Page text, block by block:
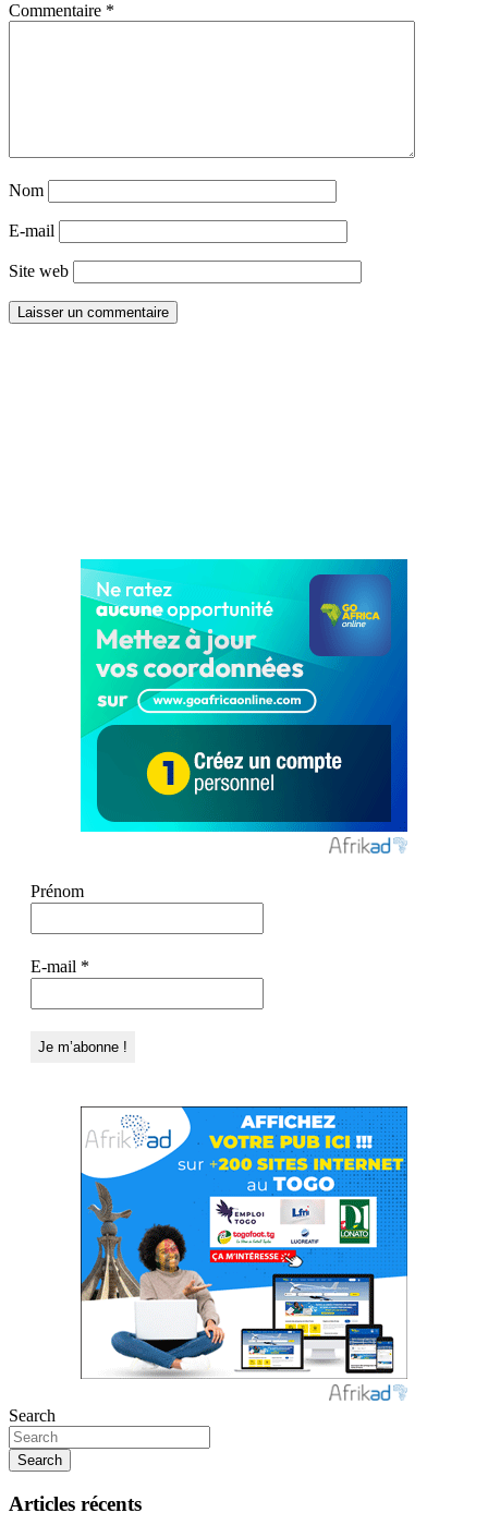
Commentaire *
Nom
E-mail
Site web
Prénom
E-mail *
Search
Search
Articles récents